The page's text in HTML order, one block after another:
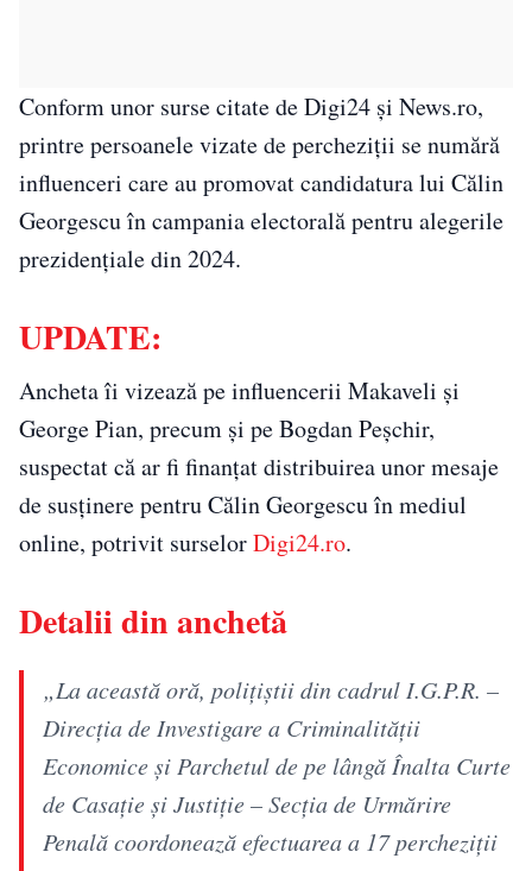
Conform unor surse citate de Digi24 și News.ro,
printre persoanele vizate de percheziții se numără
influenceri care au promovat candidatura lui Călin
Georgescu în campania electorală pentru alegerile
prezidențiale din 2024.
UPDATE:
Ancheta îi vizează pe influencerii Makaveli și
George Pian, precum și pe Bogdan Peșchir,
suspectat că ar fi finanțat distribuirea unor mesaje
de susținere pentru Călin Georgescu în mediul
online, potrivit surselorDigi24.ro.
Detalii din anchetă
„La această oră, polițiștii din cadrul I.G.P.R. –
Direcția de Investigare a Criminalității
Economice și Parchetul de pe lângă Înalta Curte
de Casație și Justiție – Secția de Urmărire
Penală coordonează efectuarea a 17 percheziții